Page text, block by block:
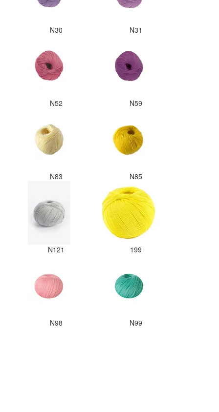
N30 N31
N52 N59
N83 N85
N121 199
N98 N99